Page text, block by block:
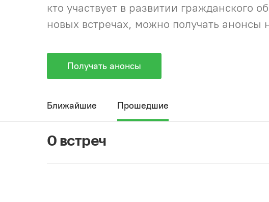
кто участвует в развитии
новых встречах, можно получать анонсы
Получать анонсы
Ближайшие Прошедшие
0 встреч